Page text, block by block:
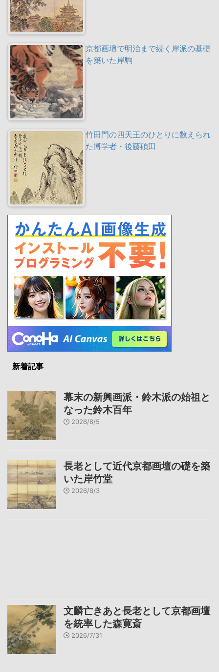
京都画壇で明治まで続く岸派の基礎
を築いた岸駒
竹田門の四天王のひとりに数えられ
た博学者・後藤碩田
新着記事
幕末の新興画派・鈴木派の始祖と
なった鈴木百年
2026/8/5
長老として近代京都画壇の礎を築
いた岸竹堂
2026/8/3
文麟亡きあと長老として京都画壇
を統率した森寛斎
2026/7/31